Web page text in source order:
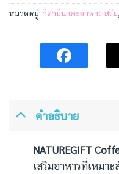
หมวดหมู่: วิตามินและอาหารเสริม,
คำอธิบาย
NATUREGIFT
เสริมอาหารที่เหมา